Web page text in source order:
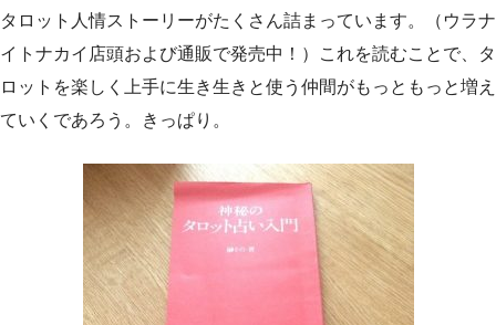
タロット人情ストーリーがたくさん詰まっています。（ウラナ
イトナカイ店頭および通販で発売中！）これを読むことで、タ
ロットを楽しく上手に生き生きと使う仲間がもっともっと増え
ていくであろう。きっぱり。